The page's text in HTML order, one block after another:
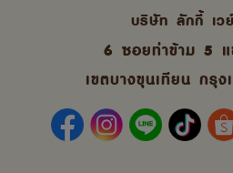
บริษัท ลักกี้ เว
6 ซอยท่าข้าม 5 แ
เขตบางขุนเทียน กรุ